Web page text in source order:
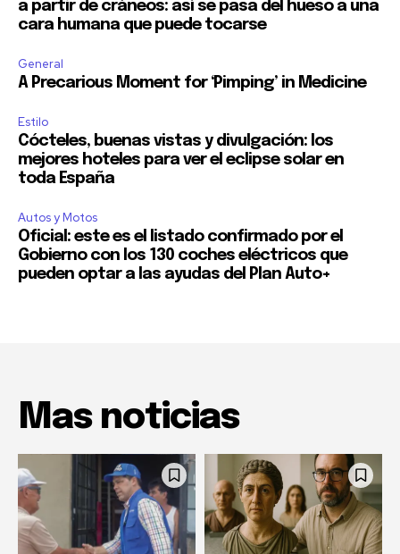
a partir de cráneos: así se pasa del hueso a una
cara humana que puede tocarse
General
A Precarious Moment for ‘Pimping’ in Medicine
Estilo
Cócteles, buenas vistas y divulgación: los
mejores hoteles para ver el eclipse solar en
toda España
Autos y Motos
Oficial: este es el listado confirmado por el
Gobierno con los 130 coches eléctricos que
pueden optar a las ayudas del Plan Auto+
Mas noticias